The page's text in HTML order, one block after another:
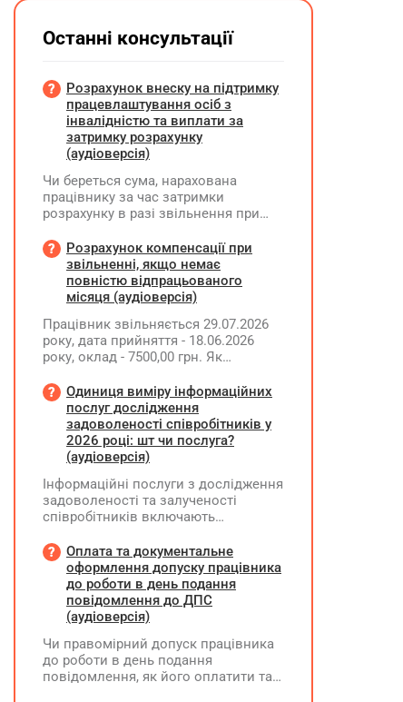
Останні консультації
Розрахунок внеску на підтримку
працевлаштування осіб з
інвалідністю та виплати за
затримку розрахунку
(аудіоверсія)
Чи береться сума, нарахована
працівнику за час затримки
розрахунку в разі звільнення при
заробітної плати (винагороди), для
розрахунку внеску на підтримку
працевлаштування осіб з
інвалідністю?
Розрахунок компенсації при
звільненні, якщо немає
повністю відпрацьованого
місяця (аудіоверсія)
Працівник звільняється 29.07.2026
року, дата прийняття - 18.06.2026
року, оклад - 7500,00 грн. Як
невикористаних днів відпустки при
звільненні?
Одиниця виміру інформаційних
послуг дослідження
задоволеності співробітників у
2026 році: шт чи послуга?
(аудіоверсія)
Інформаційні послуги з дослідження
задоволеності та залученості
співробітників включають
повідомлення, проведення
опитування через EngageQ та
електронну пошту, підтримку
учасників і передачу результатів. Яку
одиницю виміру коректніше
Оплата та документальне
оформлення допуску працівника
до роботи в день подання
повідомлення до ДПС
(аудіоверсія)
Чи правомірний допуск працівника
до роботи в день подання
повідомлення, як його оплатити та